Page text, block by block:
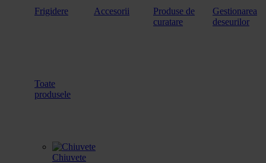
Frigidere Accesorii
Produse de
curatare
Gestionarea
deseurilor
Toate
produsele
Chiuvete